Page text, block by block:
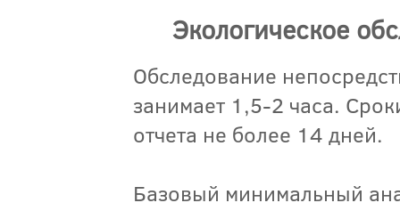
Экологическое
Обследование
занимает 1,5-2 часа.
отчета не более 14 дней.
Базовый минимальный